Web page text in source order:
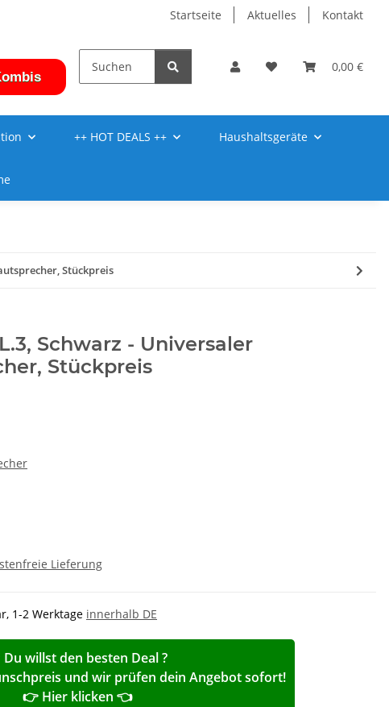
Startseite Aktuelles Kontakt
0,00 €
++ HOT DEALS ++ Haushaltsgeräte
Stückpreis
Schwarz - Universaler
Stückpreis
Lieferung
1-2 Werktage innerhalb DE
Du willst den besten Deal ?
und wir prüfen dein Angebot sofort!
👉 Hier klicken 👈